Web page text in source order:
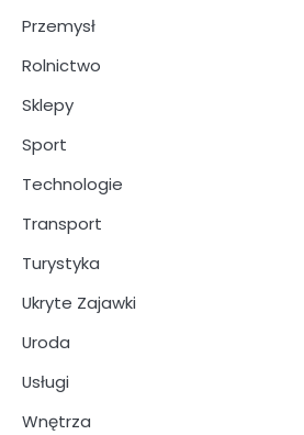
Przemysł
Rolnictwo
Sklepy
Sport
Technologie
Transport
Turystyka
Ukryte Zajawki
Uroda
Usługi
Wnętrza